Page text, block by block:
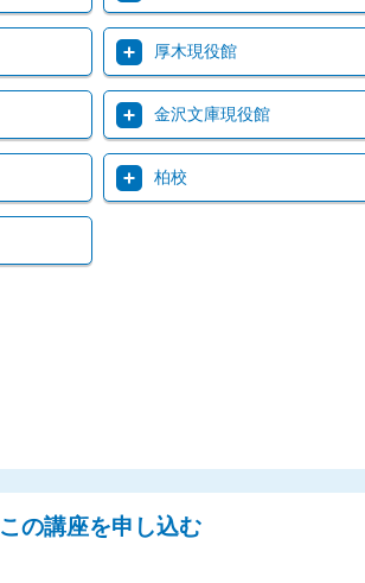
厚木現役館
金沢文庫現役館
柏校
この講座を申し込む